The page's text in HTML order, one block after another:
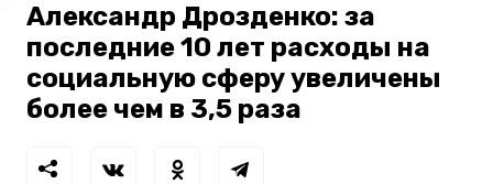
Александр Дрозденко: за
последние 10 лет расходы на
социальную сферу увеличены
более чем в 3,5 раза